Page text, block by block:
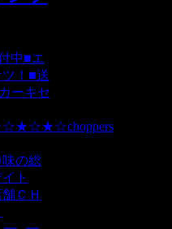
中■エ
！■送
ーキセ
の総
ト
ＣＨ